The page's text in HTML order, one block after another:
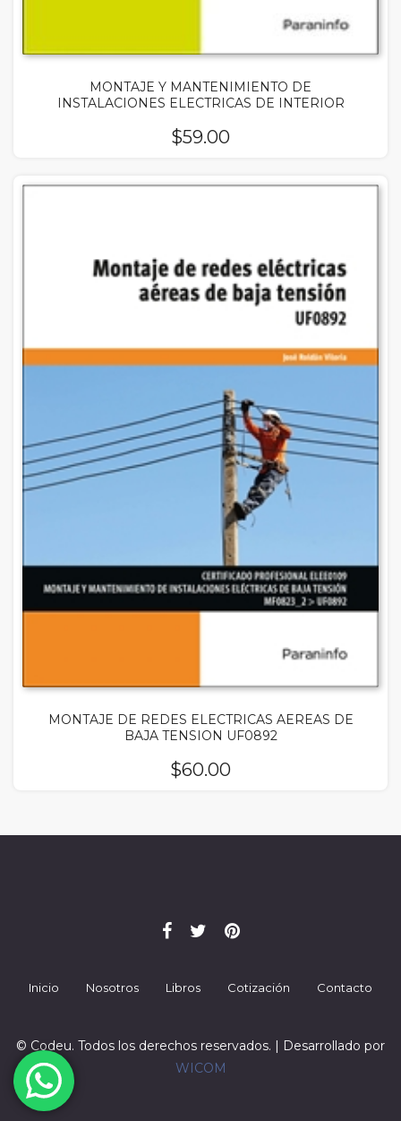
MONTAJE Y MANTENIMIENTO DE
INSTALACIONES ELECTRICAS DE INTERIOR
$59.00
MONTAJE DE REDES ELECTRICAS AEREAS DE
BAJA TENSION UF0892
$60.00
Inicio Nosotros Libros Cotización Contacto
© Codeu. Todos los derechos reservados. | Desarrollado por
WICOM